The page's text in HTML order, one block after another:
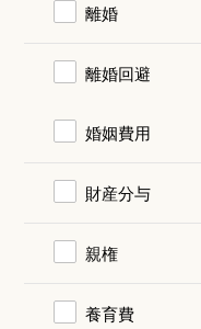
離婚
離婚回避
婚姻費用
財産分与
親権
養育費